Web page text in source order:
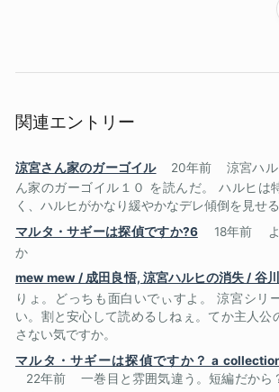
関連エントリー
涼宮さん家のガーゴイル 20年前
涼宮ハ
ん家のガーゴイル１０ を読んだ。 ハルヒは
く、ハルヒがかなり緩やかなデレ傾倒を見せ
マルタ・サギーは探偵ですか?6
18年前
か
mew mew / 成田良悟, 涼宮ハルヒの消失 / 谷
りょ。どっちも面白いでぃすよ。 涼宮シリ
い。割と安心して読めるしねぇ。てか主人公
さない気ですか。
マルタ・サギーは探偵ですか？ a
22年前
一巻目と雰囲気違う。短編だか